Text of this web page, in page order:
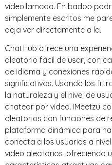
videollamada. En badoo
simplemente escritos me
deja ver directamente a la.
ChatHub ofrece una
aleatorio fácil de usar, con
de idioma y conexiones
significativas. Usando los
la naturaleza y el nivel de
chatear por video. IMeetzu
aleatorios con funciones de
plataforma dinámica para
conecta a los usuarios a
video aleatorios, ofreciendo